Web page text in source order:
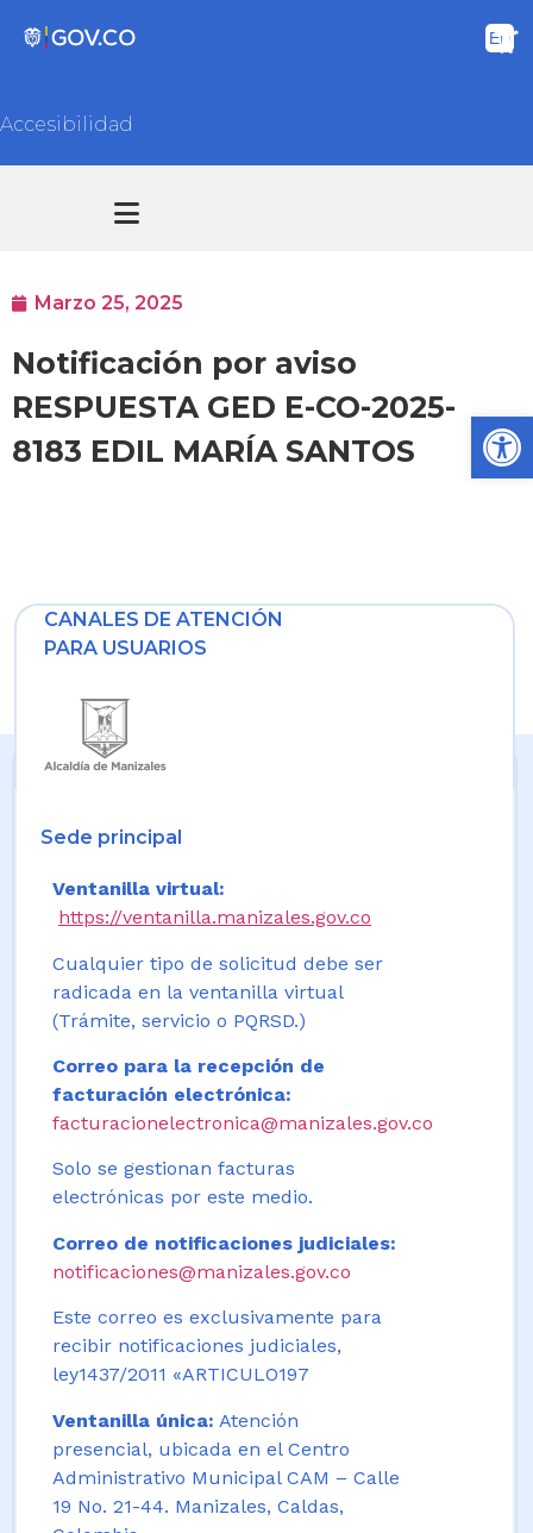
Accesibilidad
Marzo 25, 2025
Notificación por aviso
RESPUESTA GED E-CO-2025-
8183 EDIL MARÍA SANTOS
CANALES DE ATENCIÓN
PARA USUARIOS
Sede principal
Ventanilla virtual:
https://ventanilla.manizales.gov.co
Cualquier tipo de solicitud debe ser
radicada en la ventanilla virtual
(Trámite, servicio o PQRSD.)
Correo para la recepción de
facturación electrónica:
facturacionelectronica@manizales.gov.co
Solo se gestionan facturas
electrónicas por este medio.
Correo de notificaciones judiciales:
notificaciones@manizales.gov.co
Este correo es exclusivamente para
recibir notificaciones judiciales,
ley1437/2011 «ARTICULO197
Ventanilla única: Atención
presencial, ubicada en el Centro
Administrativo Municipal CAM – Calle
19 No. 21-44. Manizales, Caldas,